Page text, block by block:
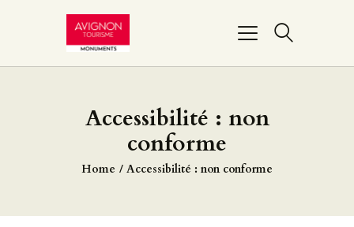
Accessibilité : non
conforme
Home Accessibilité : non conforme
PONT D’AVIGNON
PALAIS DES PAPES
MUSÉE DU PETIT
PALAIS